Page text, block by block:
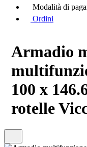
Modalità di
Ordini
Armadio
100 x
rotelle